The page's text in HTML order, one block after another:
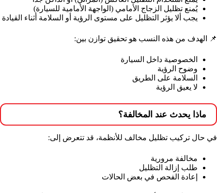
يُمنع تظليل الزجاج الأمامي (الواجهة الأمامية للسيارة)
يجب ألا يؤثر التظليل على مستوى الرؤية أو السلامة أثناء القيادة
📌 الهدف من هذه النسب هو تحقيق توازن بين:
الخصوصية داخل السيارة
وضوح الرؤية
السلامة على الطريق
لا يعيق الرؤية
ماذا يحدث عند المخالفة؟
في حال تركيب تظليل مخالف للأنظمة، قد تتعرض إلى:
مخالفة مرورية
طلب إزالة التظليل
إعادة الفحص في بعض الحالات